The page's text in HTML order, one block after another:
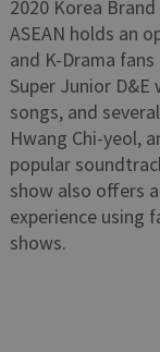
2020 Korea
ASEAN holds an
and K-Drama
Super Junior
songs, and
Hwang Chi-yeol,
popular
show also offers
experience using
shows.